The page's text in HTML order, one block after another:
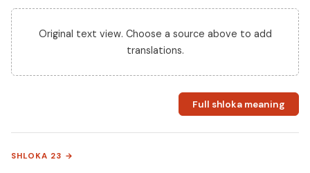
Original text view. Choose a source above to add
translations.
Full shloka meaning
SHLOKA 23 →